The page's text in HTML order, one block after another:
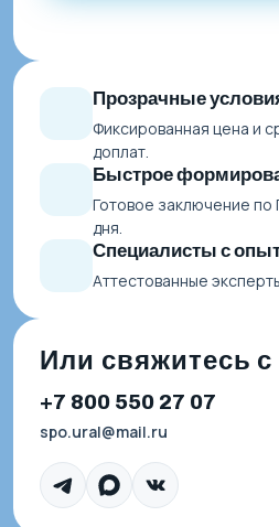
Прозрачные
Фиксированная цена и
доплат.
Быстрое
Готовое заключение
дня.
Специалисты с
Аттестованные
Или свяжитесь
+7 800 550 27 07
spo.ural@mail.ru